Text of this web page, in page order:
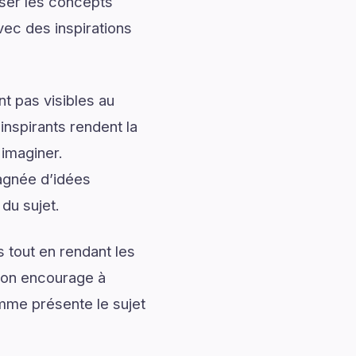
des inspirations
pas visibles au
rendent la
d’idées
sujet.
tout en rendant les
encourage à
présente le sujet